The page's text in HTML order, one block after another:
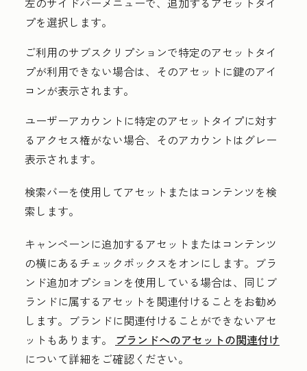
プを選択します。
ご利用のサブスクリプションで特定のアセットタイ
プが利用できない場合は、そのアセットに鍵のアイ
コンが表示されます。
ユーザーアカウントに特定のアセットタイプに対す
るアクセス権がない場合、そのアカウントはグレー
表示されます。
検索バーを使用してアセットまたはコンテンツを検
索します。
キャンペーンに追加するアセットまたはコンテンツ
の横にあるチェックボックスをオンにします。ブラ
ンド追加オプションを使用している場合は、同じブ
ランドに属するアセットを関連付けることをお勧め
します。ブランドに関連付けることができないアセ
ットもあります。 ブランドへのアセットの関連付け
について詳細をご確認ください。